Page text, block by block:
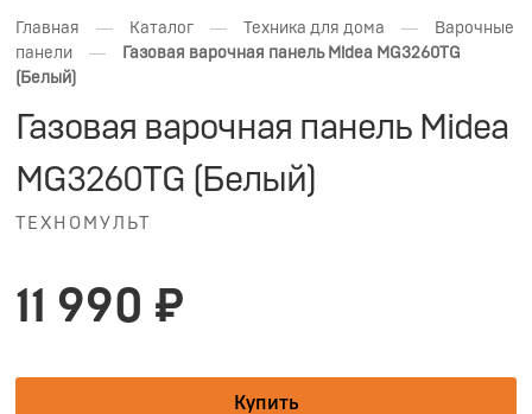
Главная — Каталог — Техника для дома —
Варочные
панели
—
Газовая варочная панель Midea MG3260TG
(Белый)
Газовая варочная панель Midea
MG3260TG (Белый)
ТЕХНОМУЛЬТ
11 990 ₽
Купить